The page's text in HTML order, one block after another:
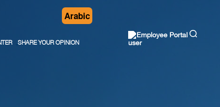
SHARE YOUR OPINION
Employee Portal
Arabic